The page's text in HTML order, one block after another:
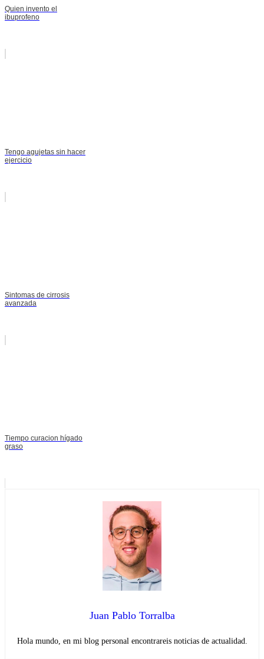
Quien invento el
ibuprofeno
Tengo agujetas sin hacer
ejercicio
Sintomas de cirrosis
avanzada
Tiempo curacion hígado
graso
Juan Pablo Torralba
Hola mundo, en mi blog personal encontrareis noticias de actualidad.